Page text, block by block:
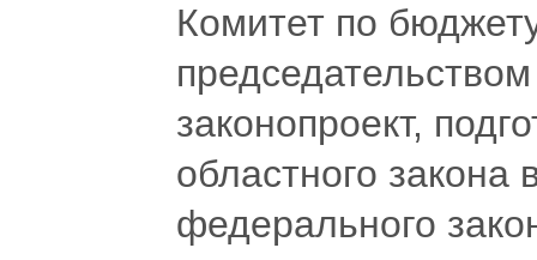
Комитет по
законопроект,
областного закона
федерального